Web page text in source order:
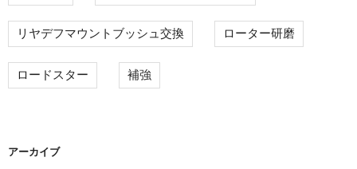
リヤデフマウントブッシュ交換 ローター研磨
ロードスター 補強
アーカイブ